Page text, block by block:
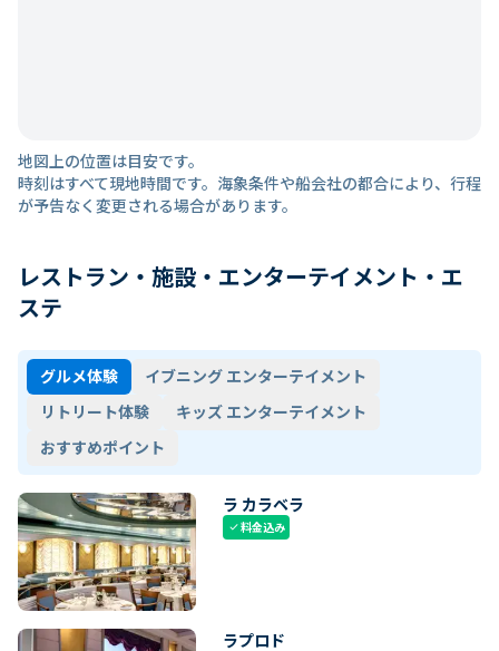
地図上の位置は目安です。
時刻はすべて現地時間です。海象条件や船会社の都合により、行程
が予告なく変更される場合があります。
レストラン・施設・エンターテイメント・エ
ステ
グルメ体験
イブニング エンターテイメント
リトリート体験
キッズ エンターテイメント
おすすめポイント
ラ カラベラ
check料金込み
ラプロド